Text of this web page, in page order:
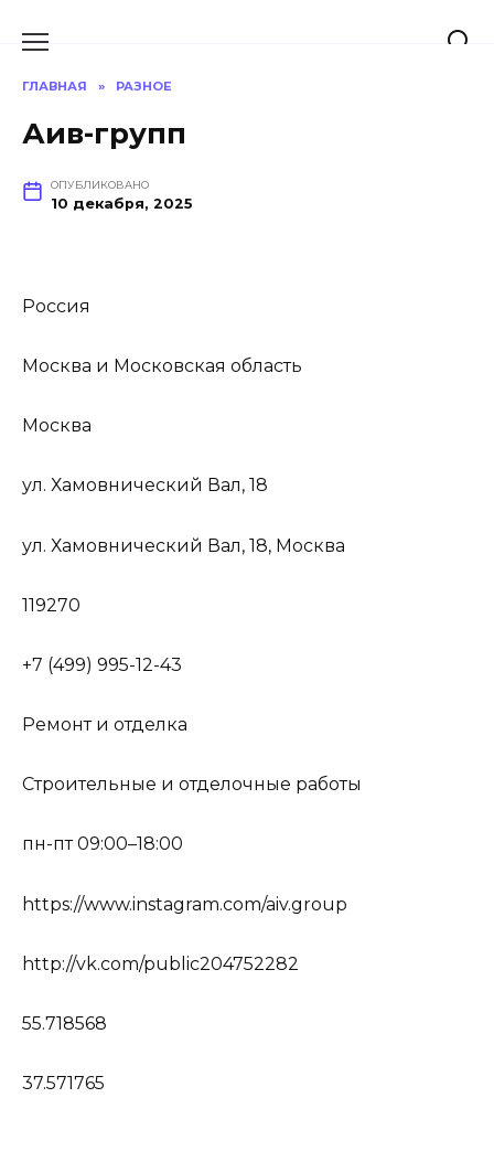
ГЛАВНАЯ » РАЗНОЕ
Аив-групп
ОПУБЛИКОВАНО
10 декабря, 2025
Россия
Москва и Московская область
Москва
ул. Хамовнический Вал, 18
ул. Хамовнический Вал, 18, Москва
119270
+7 (499) 995-12-43
Ремонт и отделка
Строительные и отделочные работы
пн-пт 09:00–18:00
https://www.instagram.com/aiv.group
http://vk.com/public204752282
55.718568
37.571765